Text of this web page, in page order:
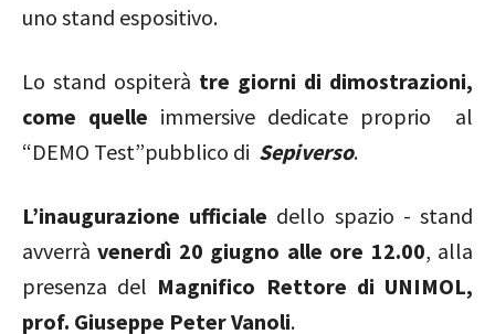
uno stand espositivo.
Lo stand ospiterà tre giorni di dimostrazioni,
come quelle immersive dedicate proprio al
“DEMO Test”pubblico di Sepiverso.
L’inaugurazione ufficiale dello spazio - stand
avverràvenerdì 20 giugno alle ore 12.00, alla
presenza del Magnifico Rettore di UNIMOL,
prof. Giuseppe Peter Vanoli.